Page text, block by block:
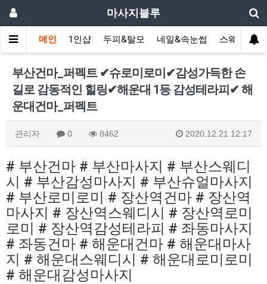
마사지블루
메인 1인샵 두피&탈모 네일&속눈썹 스웨디시(
부산건마_퍼펙트 ✔슈로미로미✔감성가득한 손
길로 감동적인 힐링✔해운대 1등 감성테라피✔ 해
운대건마_퍼펙트
관리자 0 8462 2020.12.21 12:17
# 부산건마 # 부산마사지 # 부산스웨디
시 # 부산감성마사지 # 부산슈얼마사지
# 부산로미로미 # 장산역건마 # 장산역
마사지 # 장산역스웨디시 # 장산역로미
로미 # 장산역감성테라피 # 좌동마사지
# 좌동건마 # 해운대건마 # 해운대마사
지 # 해운대스웨디시 # 해운대로미로미
# 해운대감성마사지